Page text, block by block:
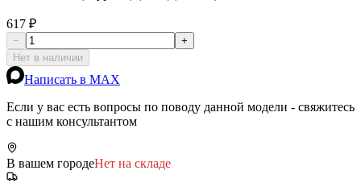
617 ₽
−
+
Нет в наличии
Написать в MAX
Если у вас есть вопросы по поводу данной модели - свяжитесь
с нашим консультантом
В вашем городеНет на складе